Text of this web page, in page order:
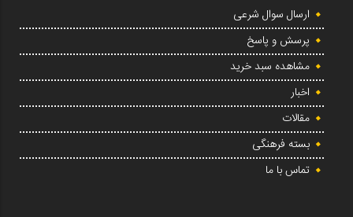
ارسال سوال شرعی
پرسش و پاسخ
مشاهده سبد خرید
اخبار
مقالات
بسته فرهنگی
تماس با ما